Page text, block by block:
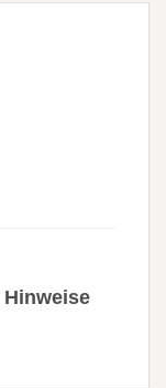
Hinweise